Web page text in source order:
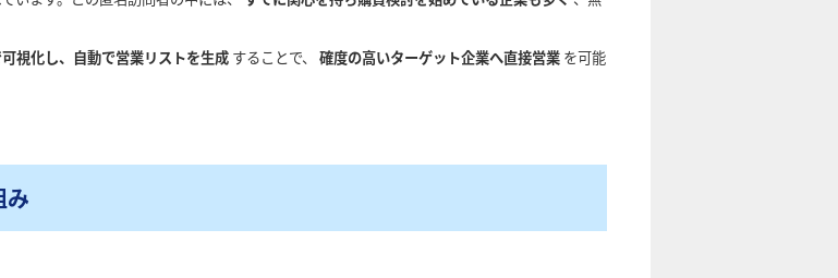
視化し、自動で営業リストを生成 することで、 確度の高いターゲット企業へ直接営業 を可能
み